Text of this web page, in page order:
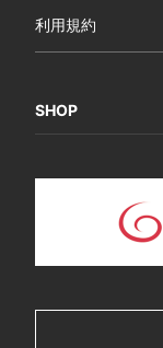
利用規約
SHOP